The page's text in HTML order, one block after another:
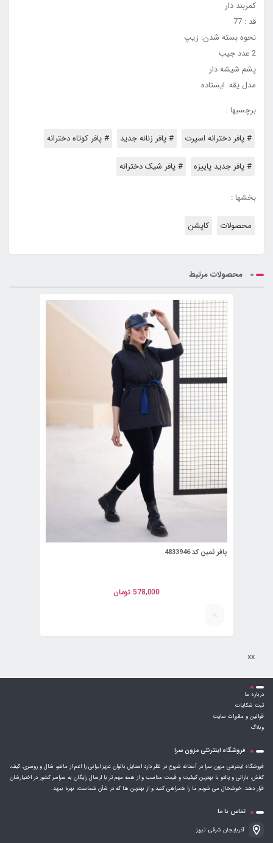
کمربند دار
قد : 77
نحوه بسته شدن: زیپ
2 عدد جیب
پشم شیشه دار
مدل یقه: ایستاده
برچسبها :
# پافر دخترانه اسپرت # پافر زنانه جدید # پافر کوتاه دخترانه
# پافر جدید پاییزه # پافر شیک دخترانه
بخشها :
محصولات کاپشن
محصولات مرتبط
پافر ثمین کد 4833946
578,000 تومان
xx
درباره ما
ثبت شکایات
قوانین و مقررات سایت
وبلاگ
فروشگاه اینترنتی مزون سرا
فروشگاه اینترنتی مزون سرا در آستانه شروع در نظر دارد استایل بانوان عزیز ایرانی را اعم از مانتو، شال و روسری، کیف،
کفش، بارانی و پالتو با بهترین کیفیت و قیمت مناسب و از همه مهم تر با ارسال رایگان به سراسر کشور در اختیارشان
قرار دهد. خوشحال می شویم ما را همراهی کنید و از بهترین ها که در شأن شماست، بهره ببرید.
تماس با ما
آذربایجان شرقی، تبریز